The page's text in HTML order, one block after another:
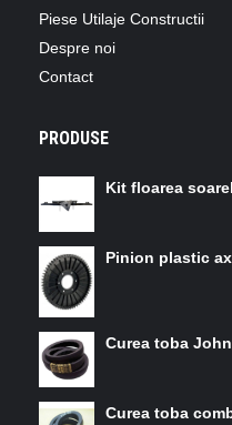
Piese Utilaje Constructii
Despre noi
Contact
PRODUSE
Kit floarea
Pinion plastic
Curea toba
Curea toba